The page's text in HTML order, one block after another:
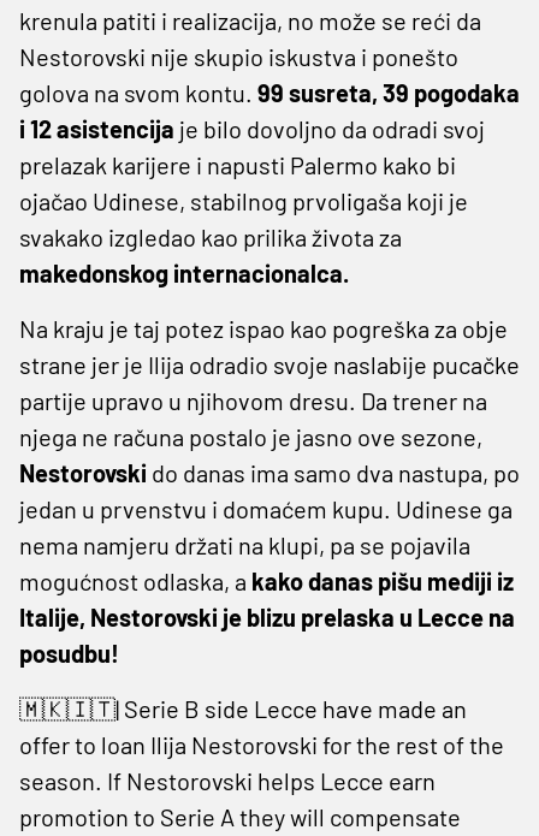
krenula patiti i realizacija, no može se reći da
Nestorovski nije skupio iskustva i ponešto
golova na svom kontu. 99 susreta, 39 pogodaka
i 12 asistencija je bilo dovoljno da odradi svoj
prelazak karijere i napusti Palermo kako bi
ojačao Udinese, stabilnog prvoligaša koji je
svakako izgledao kao prilika života za
makedonskog internacionalca.
Na kraju je taj potez ispao kao pogreška za obje
strane jer je Ilija odradio svoje naslabije pucačke
partije upravo u njihovom dresu. Da trener na
njega ne računa postalo je jasno ove sezone,
Nestorovski do danas ima samo dva nastupa, po
jedan u prvenstvu i domaćem kupu. Udinese ga
nema namjeru držati na klupi, pa se pojavila
mogućnost odlaska, a kako danas pišu mediji iz
Italije, Nestorovski je blizu prelaska u Lecce na
posudbu!
🇲🇰🇮🇹| Serie B side Lecce have made an
offer to loan Ilija Nestorovski for the rest of the
season. If Nestorovski helps Lecce earn
promotion to Serie A they will compensate